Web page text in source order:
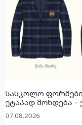
სასკოლო
ეტაპად მოხდება –
07.08.2026